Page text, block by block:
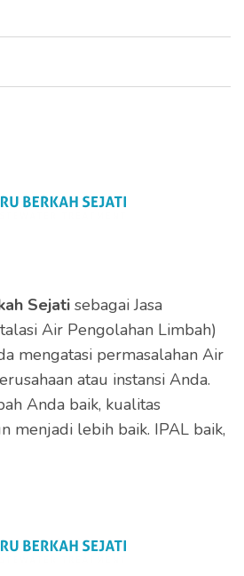
Sejati sebagai Jasa
Air Pengolahan Limbah)
mengatasi permasalahan Air
atau instansi Anda.
Anda baik, kualitas
menjadi lebih baik. IPAL baik,